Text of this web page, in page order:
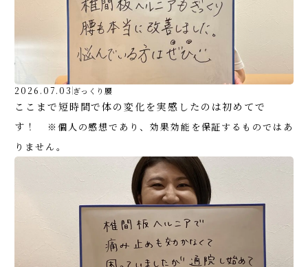
2026.07.03ぎっくり腰
ここまで短時間で体の変化を実感したのは初めてで
す！
※個人の感想であり、効果効能を保証するものではあ
りません。